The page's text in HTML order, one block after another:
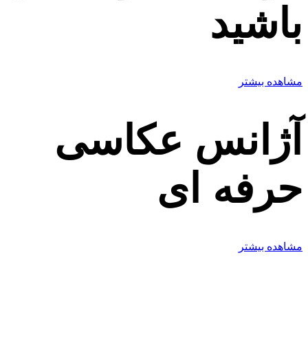
باشید
مشاهده بیشتر
آژانس عکاسی
حرفه ای
مشاهده بیشتر